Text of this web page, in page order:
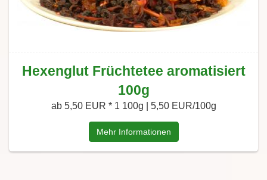
Hexenglut Früchtetee aromatisiert
100g
ab 5,50 EUR * 1 100g | 5,50 EUR/100g
Mehr Informationen